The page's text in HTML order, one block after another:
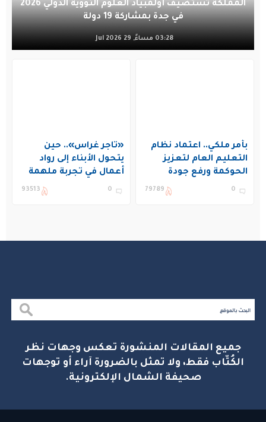
المملكة تستضيف أولمبياد العلوم النووية الدولي 2026
في جدة بمشاركة 19 دولة
03:28 مساءً, 29 Jul 2026
بأمر ملكي.. اعتماد نظام
التعليم العام لتعزيز
الحوكمة ورفع جودة
التعليم في المملكة
0
79789
«تاجر غراس».. حين
يتحول الأبناء إلى رواد
أعمال في تجربة ملهمة
بنادي غراس الصيفي
0
93513
جميع المقالات المنشورة تعكس وجهات نظر
الكُتّاب فقط، ولا تمثل بالضرورة آراء أو توجهات
صحيفة الشمال الإلكترونية.